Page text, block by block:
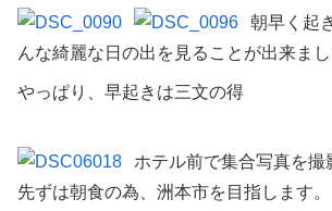
朝早く起
んな綺麗な日の出を見ることが出来まし
やっぱり、早起きは三文の得
ホテル前で集合写真を撮
先ずは朝食の為、洲本市を目指します。